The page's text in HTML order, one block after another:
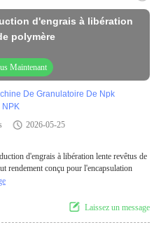
d'engrais à libération
polymère
Maintenant
De Granulatoire De Npk
NPK
2026-05-25
d'engrais à libération lente revêtus de
rendement conçu pour l'encapsulation
Laissez un message